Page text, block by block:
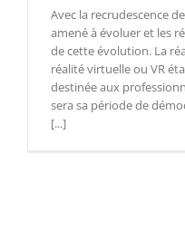
Avec la recrudescence
amené à évoluer et les
de cette évolution. La
réalité virtuelle ou VR
destinée aux
sera sa période de
[...]